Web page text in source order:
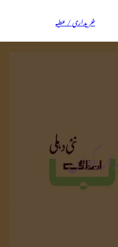
خریداری / عطیہ
پکوان